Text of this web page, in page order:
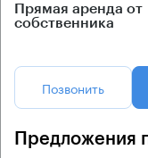
Прямая аренда от
собственника
Позвонить
Предложения